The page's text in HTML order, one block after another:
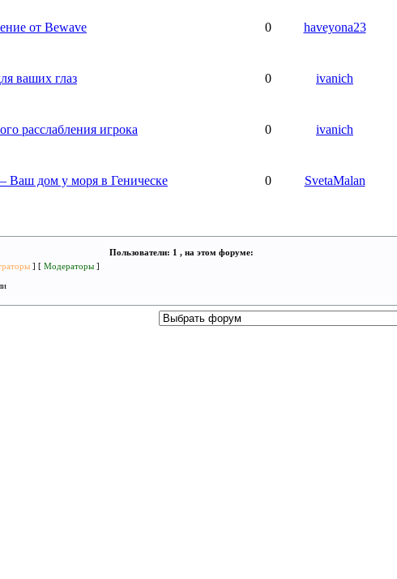
от Bewave 0 haveyona23
ваших глаз 0 ivanich
расслабления игрока 0 ivanich
дом у моря в Геническе 0 SvetaMalan
Пользователи: 1 , на этом форуме:
] [ Модераторы ]